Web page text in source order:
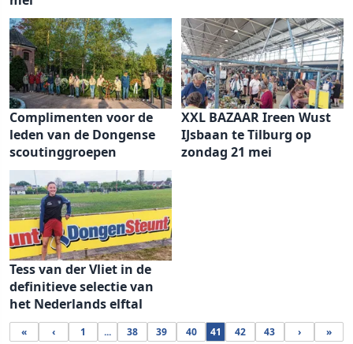
Complimenten voor de
leden van de Dongense
scoutinggroepen
XXL BAZAAR Ireen Wust
IJsbaan te Tilburg op
zondag 21 mei
Tess van der Vliet in de
definitieve selectie van
het Nederlands elftal
« ‹ 1 ... 38 39 40 41 42 43 › »